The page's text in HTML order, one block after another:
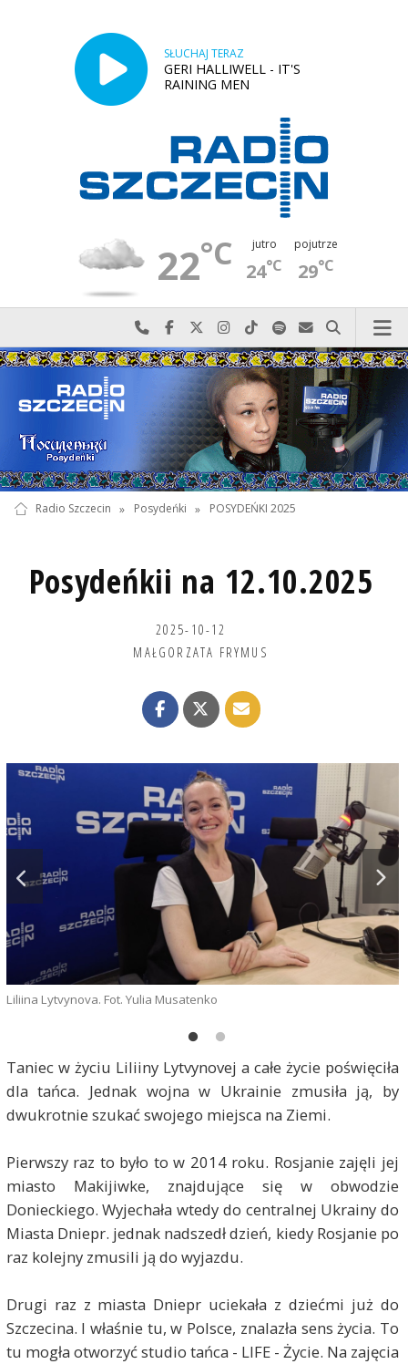
SŁUCHAJ TERAZ
GERI HALLIWELL - IT'S
RAINING MEN
22°C jutro
24°C
pojutrze
29°C
Najlepiej po prostu do nas zadzwoń
Odwiedź nas na Facebook-u
Odwiedź nas na X
Odwiedź nas na Instagram-ie
Odwiedź nas na TikTok-u
Szukaj nas na Spotify
Wyślij do nas
Szukaj
Radio Szczecin » Posydeńki » POSYDEŃKI 2025
Posydeńkii na 12.10.2025
2025-10-12
MAŁGORZATA FRYMUS
Liliina Lytvynova. Fot. Yulia Musatenko
Taniec w życiu Liliiny Lytvynovej a całe życie poświęciła
dla tańca. Jednak wojna w Ukrainie zmusiła ją, by
dwukrotnie szukać swojego miejsca na Ziemi.
Pierwszy raz to było to w 2014 roku. Rosjanie zajęli jej
miasto Makijiwke, znajdujące się w obwodzie
Donieckiego. Wyjechała wtedy do centralnej Ukrainy do
Miasta Dniepr. jednak nadszedł dzień, kiedy Rosjanie po
raz kolejny zmusili ją do wyjazdu.
Drugi raz z miasta Dniepr uciekała z dziećmi już do
Szczecina. I właśnie tu, w Polsce, znalazła sens życia. To
tu mogła otworzyć studio tańca - LIFE - Życie. Na zajęcia